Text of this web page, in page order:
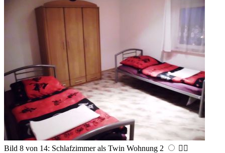
Bild 8 von 14: Schlafzimmer als Twin Wohnung 2  